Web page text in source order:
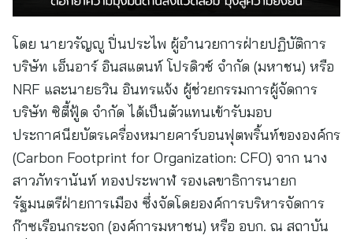
โดย นายวรัญญู ปิ่นประไพ ผู้อำนวยการฝ่ายปฏิบัติการ
บริษัท เอ็นอาร์ อินสแตนท์ โปรดิวซ์ จำกัด (มหาชน) หรือ
NRF และนายธวิน อินทรแจ้ง ผู้ช่วยกรรมการผู้จัดการ
บริษัท ซิตี้ฟู้ด จำกัด ได้เป็นตัวแทนเข้ารับมอบ
ประกาศนียบัตรเครื่องหมายคาร์บอนฟุตพริ้นท์ขององค์กร
(Carbon Footprint for Organization: CFO) จาก นาง
สาวภัทรานันท์ ทองประพาฬ รองเลขาธิการนายก
รัฐมนตรีฝ่ายการเมือง ซึ่งจัดโดยองค์การบริหารจัดการ
ก๊าซเรือนกระจก (องค์การมหาชน) หรือ อบก. ณ สถาบัน